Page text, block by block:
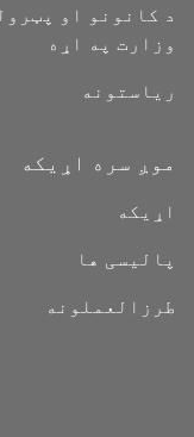
د کانونو او
وزارت په اړه
ریاستونه
موږ سره اړیکه
اړیکه
پالیسی ها
طرزالعملونه